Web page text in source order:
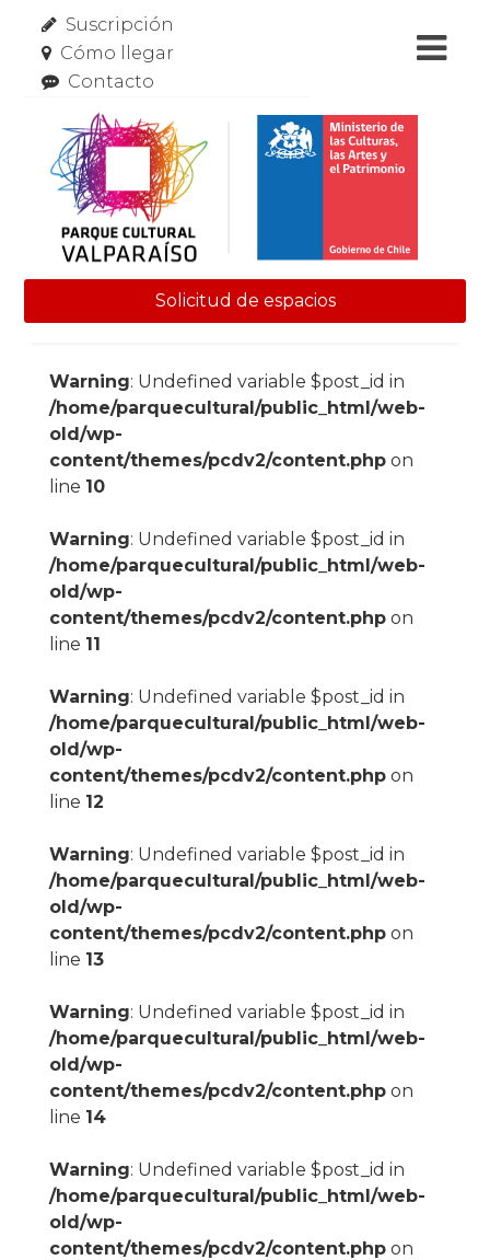
Suscripción
Cómo llegar
Contacto
Solicitud de espacios
Warning: Undefined variable $post_id in
/home/parquecultural/public_html/web-
old/wp-
content/themes/pcdv2/content.phpon
line 10
Warning: Undefined variable $post_id in
/home/parquecultural/public_html/web-
old/wp-
content/themes/pcdv2/content.phpon
line 11
Warning: Undefined variable $post_id in
/home/parquecultural/public_html/web-
old/wp-
content/themes/pcdv2/content.phpon
line 12
Warning: Undefined variable $post_id in
/home/parquecultural/public_html/web-
old/wp-
content/themes/pcdv2/content.phpon
line 13
Warning: Undefined variable $post_id in
/home/parquecultural/public_html/web-
old/wp-
content/themes/pcdv2/content.phpon
line 14
Warning: Undefined variable $post_id in
/home/parquecultural/public_html/web-
old/wp-
content/themes/pcdv2/content.phpon